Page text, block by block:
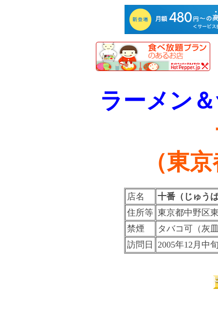
ラーメン
（東
店名
十番（じゅう
住所等 東京都中野区
禁煙
タバコ可（灰
訪問日
2005年12月